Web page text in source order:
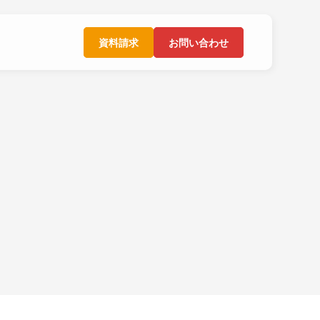
資料請求 お問い合わせ